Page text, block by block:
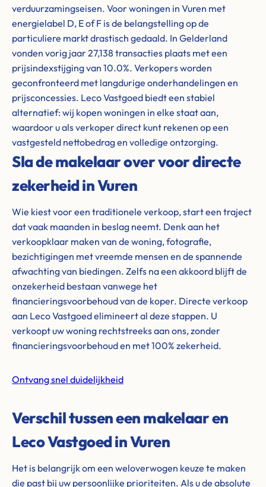
verduurzamingseisen. Voor woningen in Vuren met
energielabel D, E of F is de belangstelling op de
particuliere markt drastisch gedaald. In Gelderland
vonden vorig jaar 27,138 transacties plaats met een
prijsindexstijging van 10.0%. Verkopers worden
geconfronteerd met langdurige onderhandelingen en
prijsconcessies. Leco Vastgoed biedt een stabiel
alternatief: wij kopen woningen in elke staat aan,
waardoor u als verkoper direct kunt rekenen op een
vastgesteld nettobedrag en volledige ontzorging.
Sla de makelaar over voor directe
zekerheid in Vuren
Wie kiest voor een traditionele verkoop, start een traject
dat vaak maanden in beslag neemt. Denk aan het
verkoopklaar maken van de woning, fotografie,
bezichtigingen met vreemde mensen en de spannende
afwachting van biedingen. Zelfs na een akkoord blijft de
onzekerheid bestaan vanwege het
financieringsvoorbehoud van de koper. Directe verkoop
aan Leco Vastgoed elimineert al deze stappen. U
verkoopt uw woning rechtstreeks aan ons, zonder
financieringsvoorbehoud en met 100% zekerheid.
Ontvang snel duidelijkheid
Verschil tussen een makelaar en
Leco Vastgoed in Vuren
Het is belangrijk om een weloverwogen keuze te maken
die past bij uw persoonlijke prioriteiten. Als u de absolute